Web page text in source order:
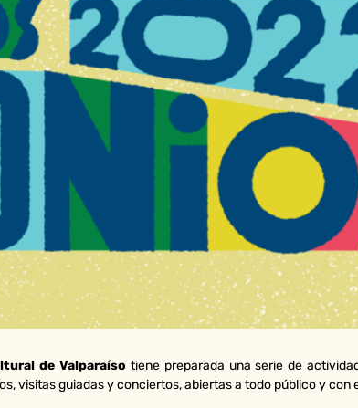
de Valparaíso tiene preparada una serie de
visitas guiadas y conciertos, abiertas a todo público y con